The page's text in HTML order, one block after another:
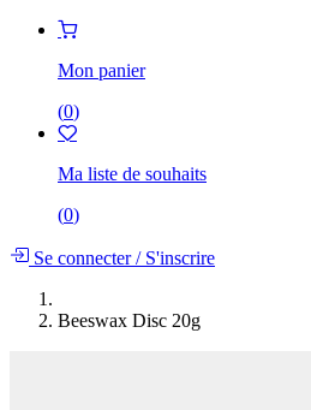
Mon panier
(0)
Ma liste de souhaits
(0)
Se connecter/S'inscrire
Beeswax Disc 20g